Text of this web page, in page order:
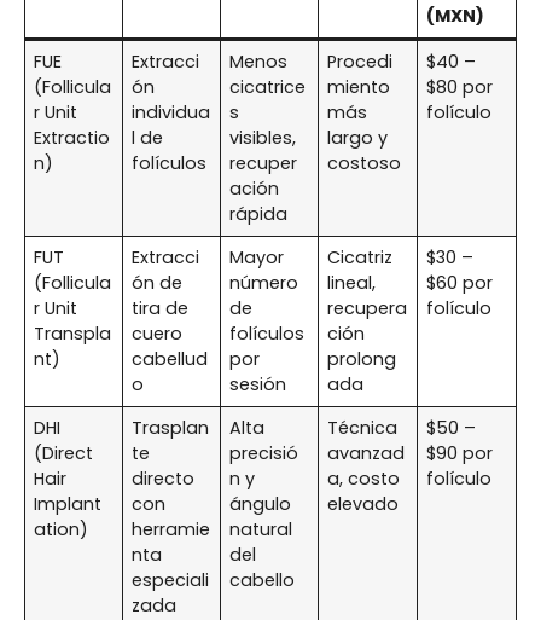
(MXN)
FUE
(Follicula
r Unit
Extractio
n)
Extracci
ón
individua
l de
folículos
Menos
cicatrice
s
visibles,
recuper
ación
rápida
Procedi
miento
más
largo y
costoso
$40 –
$80 por
folículo
FUT
(Follicula
r Unit
Transpla
nt)
Extracci
ón de
tira de
cuero
cabellud
o
Mayor
número
de
folículos
por
sesión
Cicatriz
lineal,
recupera
ción
prolong
ada
$30 –
$60 por
folículo
DHI
(Direct
Hair
Implant
ation)
Trasplan
te
directo
con
herramie
nta
especiali
zada
Alta
precisió
n y
ángulo
natural
del
cabello
Técnica
avanzad
a, costo
elevado
$50 –
$90 por
folículo